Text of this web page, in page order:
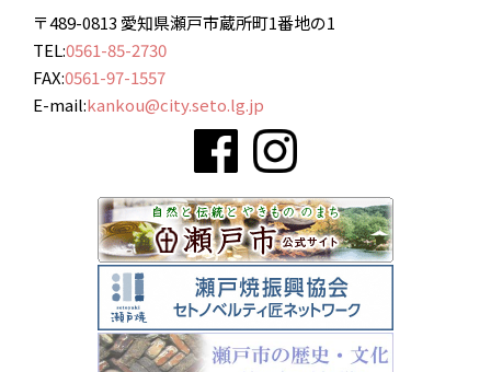
〒489-0813 愛知県瀬戸市蔵所町1番地の1
TEL:0561-85-2730
FAX:0561-97-1557
E-mail:kankou@city.seto.lg.jp